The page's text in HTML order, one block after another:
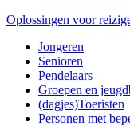
Oplossingen voor
Jongeren
Senioren
Pendelaars
Groepen en
(dagjes)Toeristen
Personen met